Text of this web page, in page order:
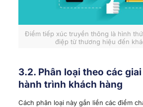
Điểm tiếp xúc truyền thông là hình
điệp từ thương hiệu đến
3.2. Phân loại theo các
hành trình khách hàng
Cách phân loại này gắn liền các điểm